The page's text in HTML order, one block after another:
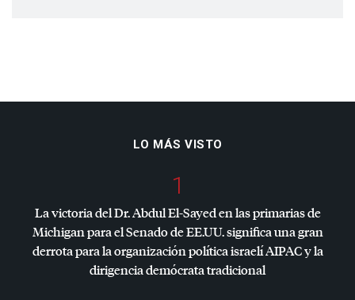
LO MÁS VISTO
1
La victoria del Dr. Abdul El-Sayed en las primarias de
Michigan para el Senado de EE.UU. significa una gran
derrota para la organización política israelíAIPACy la
dirigencia demócrata tradicional